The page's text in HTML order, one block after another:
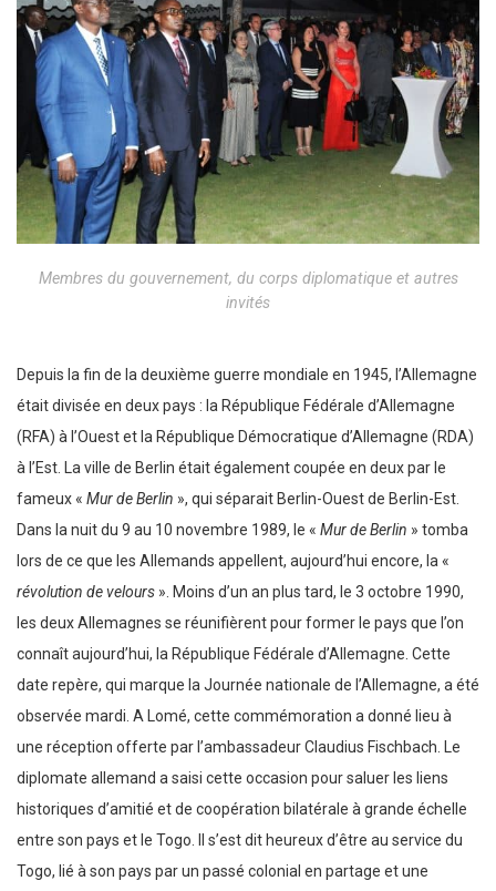
Membres du gouvernement, du corps diplomatique et autres
invités
Depuis la fin de la deuxième guerre mondiale en 1945, l’Allemagne
était divisée en deux pays : la République Fédérale d’Allemagne
(RFA) à l’Ouest et la République Démocratique d’Allemagne (RDA)
à l’Est. La ville de Berlin était également coupée en deux par le
fameux « Mur de Berlin », qui séparait Berlin-Ouest de Berlin-Est.
Dans la nuit du 9 au 10 novembre 1989, le « Mur de Berlin » tomba
lors de ce que les Allemands appellent, aujourd’hui encore, la «
révolution de velours ». Moins d’un an plus tard, le 3 octobre 1990,
les deux Allemagnes se réunifièrent pour former le pays que l’on
connaît aujourd’hui, la République Fédérale d’Allemagne. Cette
date repère, qui marque la Journée nationale de l’Allemagne, a été
observée mardi. A Lomé, cette commémoration a donné lieu à
une réception offerte par l’ambassadeur Claudius Fischbach. Le
diplomate allemand a saisi cette occasion pour saluer les liens
historiques d’amitié et de coopération bilatérale à grande échelle
entre son pays et le Togo. Il s’est dit heureux d’être au service du
Togo, lié à son pays par un passé colonial en partage et une